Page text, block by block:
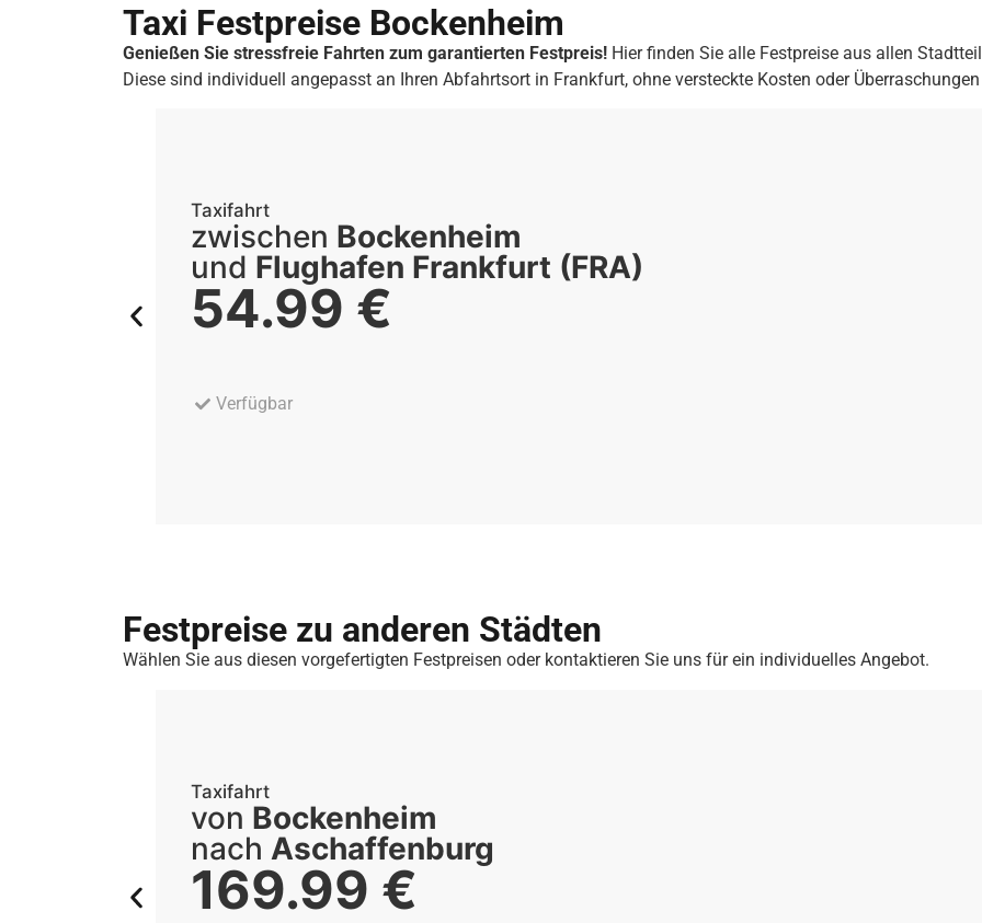
Taxi Festpreise Bockenheim
Genießen Sie stressfreie Fahrten zum garantierten Festpreis! Hier finden Sie alle Festpreise aus allen
Diese sind individuell angepasst an Ihren Abfahrtsort in Frankfurt, ohne versteckte Kosten oder
Taxifahrt
zwischen Bockenheim
und Flughafen Frankfurt (FRA)
54.99 €
Verfügbar
Festpreise zu anderen Städten
Wählen Sie aus diesen vorgefertigten Festpreisen oder kontaktieren Sie uns für ein individuelles Angebot.
Taxifahrt
von Bockenheim
nach Aschaffenburg
169.99 €